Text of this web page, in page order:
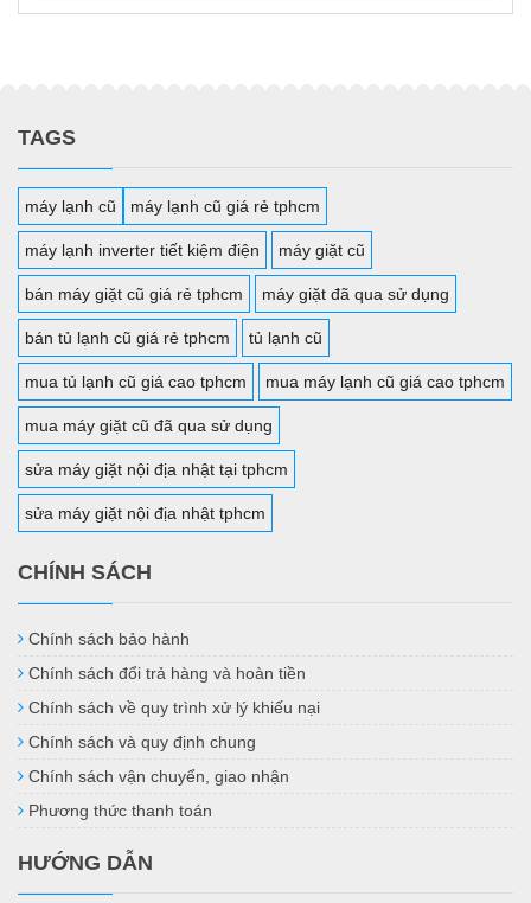
TAGS
máy lạnh cũ máy lạnh cũ giá rẻ tphcm
máy lạnh inverter tiết kiệm điện máy giặt cũ
bán máy giặt cũ giá rẻ tphcm máy giặt đã qua sử dụng
bán tủ lạnh cũ giá rẻ tphcm tủ lạnh cũ
mua tủ lạnh cũ giá cao tphcm mua máy lạnh cũ giá cao tphcm
mua máy giặt cũ đã qua sử dụng
sửa máy giặt nội địa nhật tại tphcm
sửa máy giặt nội địa nhật tphcm
CHÍNH SÁCH
Chính sách bảo hành
Chính sách đổi trả hàng và hoàn tiền
Chính sách về quy trình xử lý khiếu nại
Chính sách và quy định chung
Chính sách vận chuyển, giao nhận
Phương thức thanh toán
HƯỚNG DẪN